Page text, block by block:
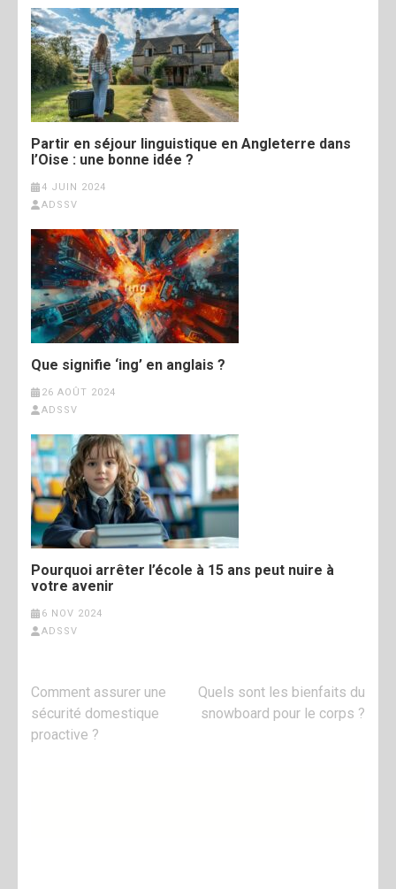
Partir en séjour linguistique en Angleterre dans
l’Oise : une bonne idée ?
4 JUIN 2024
ADSSV
Que signifie ‘ing’ en anglais ?
26 AOÛT 2024
ADSSV
Pourquoi arrêter l’école à 15 ans peut nuire à
votre avenir
6 NOV 2024
ADSSV
Navigation
de
l’article
Comment assurer une
sécurité domestique
proactive ?
Quels sont les bienfaits du
snowboard pour le corps ?